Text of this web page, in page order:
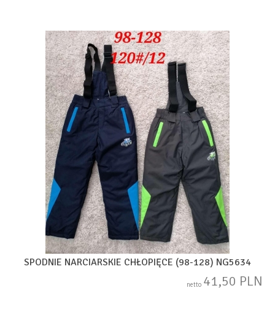
SPODNIE NARCIARSKIE CHŁOPIĘCE (98-128) NG5634
netto 41,50 PLN